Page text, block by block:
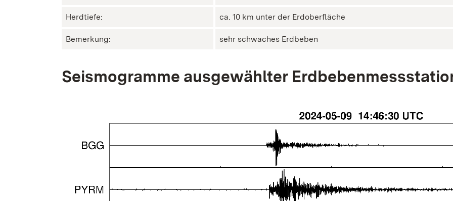
Herdtiefe: ca. 10 km unter der Erdoberfläche
Bemerkung: sehr schwaches Erdbeben
Seismogramme ausgewählter